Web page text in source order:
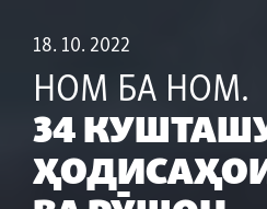
18. 10. 2022
НОМ БА НОМ.
34
«Шаҳри моро бемард
Аз чӣ шуруъ шуд?
Рӯшони олуда ба хун